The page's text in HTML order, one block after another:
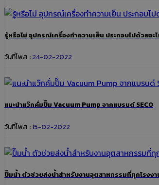
รู้หรือไม่ อุปกรณ์เครื่องทำความเย็น ประกอบไปด้วยอะ
วันที่โพส :24-02-2022
แนะนำแว๊กคั่มปั๊ม Vacuum Pump จากแบรนด์ SECO
วันที่โพส :15-02-2022
ปั๊มน้ำ ตัวช่วยส่งน้ำสำหรับงานอุตสาหกรรมที่ทุกโรงง